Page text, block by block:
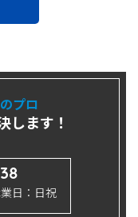
プロ
します！
日：日祝